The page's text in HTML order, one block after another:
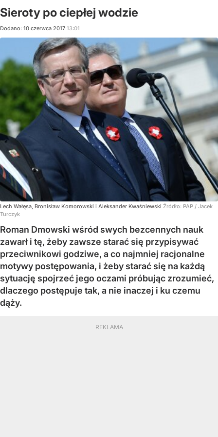
Sieroty po ciepłej wodzie
Dodano: 10 czerwca 2017 13:01
Lech Wałęsa, Bronisław Komorowski i Aleksander Kwaśniewski Źródło: PAP / Jacek
Turczyk
Roman Dmowski wśród swych bezcennych nauk
zawarł i tę, żeby zawsze starać się przypisywać
przeciwnikowi godziwe, a co najmniej racjonalne
motywy postępowania, i żeby starać się na każdą
sytuację spojrzeć jego oczami próbując zrozumieć,
dlaczego postępuje tak, a nie inaczej i ku czemu
dąży.